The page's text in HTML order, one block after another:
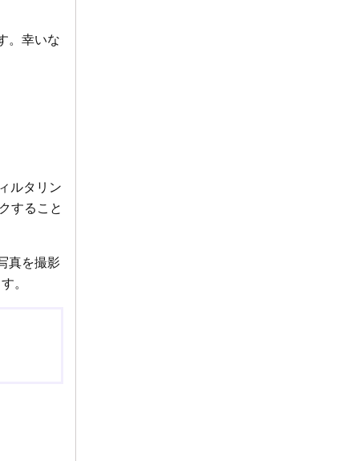
。幸いな
ルタリン
すること
真を撮影
。